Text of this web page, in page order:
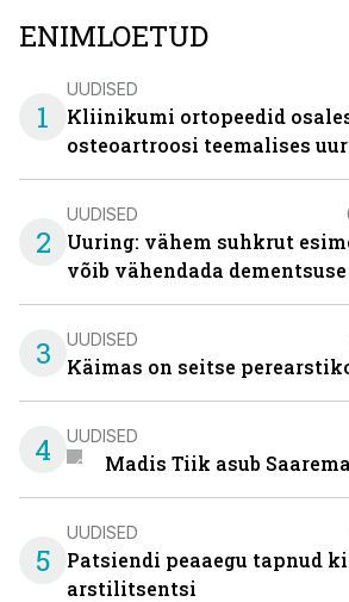
ENIMLOETUD
1
UUDISED
Kliinikumi ortopeedid
osteoartroosi teemalises
2
UUDISED
Uuring: vähem suhkrut
võib vähendada
3 UUDISED
Käimas on seitse
4 UUDISED
Madis Tiik asub
5
UUDISED
Patsiendi peaaegu tapnud
arstilitsentsi